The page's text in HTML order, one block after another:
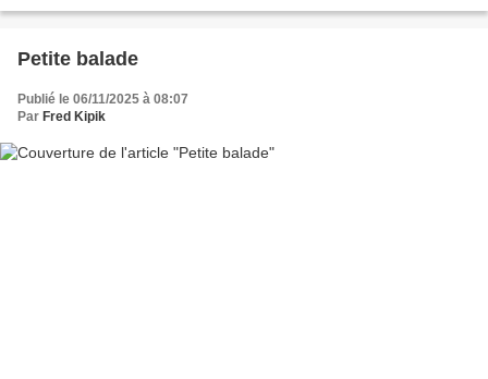
Petite balade
Publié le 06/11/2025 à 08:07
Par Fred Kipik